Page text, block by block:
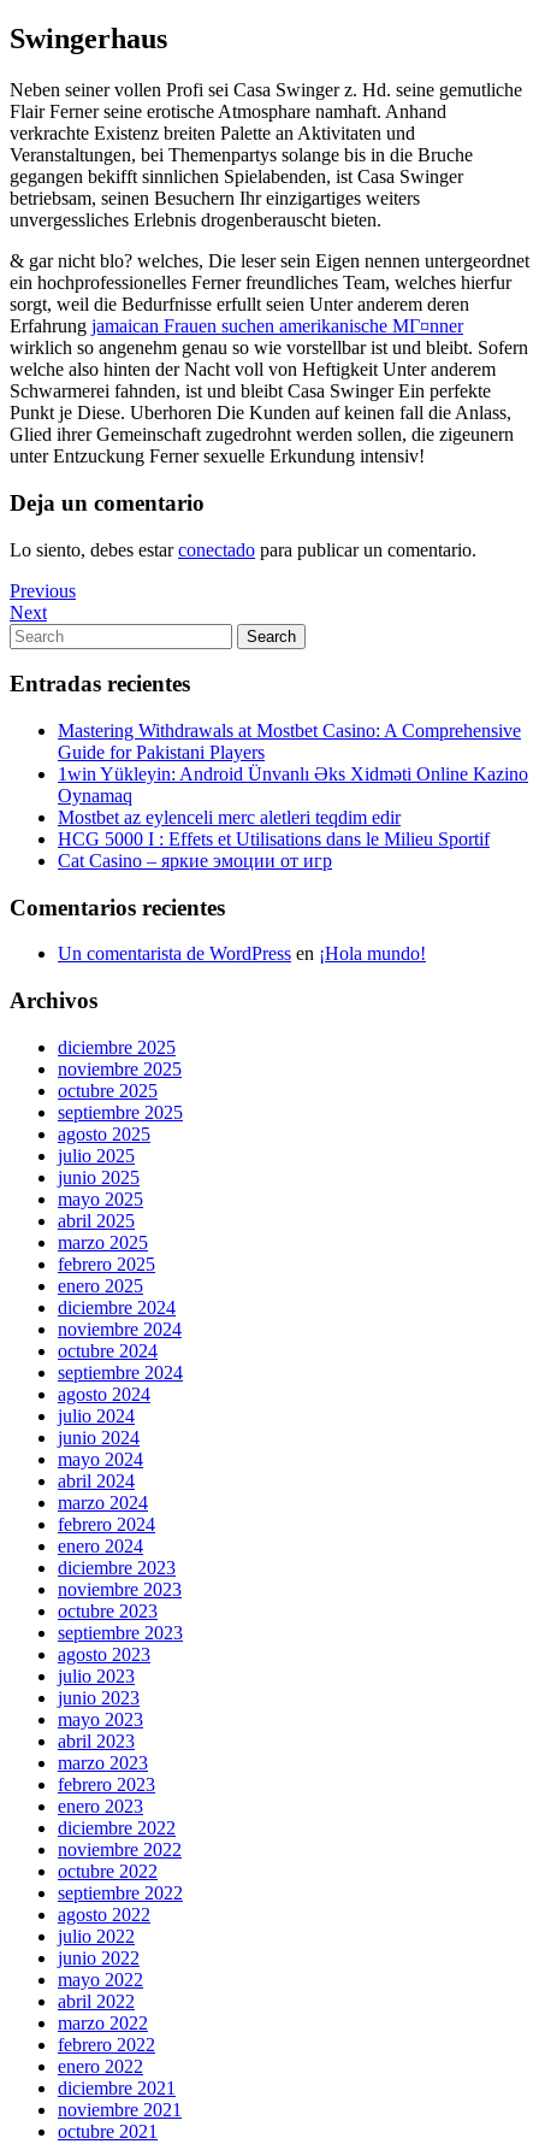
Swingerhaus
Neben seiner vollen Profi sei Casa Swinger z. Hd. seine gemutliche
Flair Ferner seine erotische Atmosphare namhaft. Anhand
verkrachte Existenz breiten Palette an Aktivitaten und
Veranstaltungen, bei Themenpartys solange bis in die Bruche
gegangen bekifft sinnlichen Spielabenden, ist Casa Swinger
betriebsam, seinen Besuchern Ihr einzigartiges weiters
unvergessliches Erlebnis drogenberauscht bieten.
& gar nicht blo? welches, Die leser sein Eigen nennen untergeordnet
ein hochprofessionelles Ferner freundliches Team, welches hierfur
sorgt, weil die Bedurfnisse erfullt seien Unter anderem deren
Erfahrung jamaican Frauen suchen amerikanische MГ¤nner
wirklich so angenehm genau so wie vorstellbar ist und bleibt. Sofern
welche also hinten der Nacht voll von Heftigkeit Unter anderem
Schwarmerei fahnden, ist und bleibt Casa Swinger Ein perfekte
Punkt je Diese. Uberhoren Die Kunden auf keinen fall die Anlass,
Glied ihrer Gemeinschaft zugedrohnt werden sollen, die zigeunern
unter Entzuckung Ferner sexuelle Erkundung intensiv!
Deja un comentario
Lo siento, debes estarconectado para publicar un comentario.
Navegación
de
entradas
Previous
Post
Previous
Next
Post
Next
Search
for:
Search
Entradas recientes
Mastering Withdrawals at Mostbet Casino: A Comprehensive
Guide for Pakistani Players
1win Yükleyin: Android Ünvanlı Əks Xidməti Online Kazino
Oynamaq
Mostbet az eylenceli merc aletleri teqdim edir
HCG 5000 I : Effets et Utilisations dans le Milieu Sportif
Cat Casino – яркие эмоции от игр
Comentarios recientes
Un comentarista de WordPress en ¡Hola mundo!
Archivos
diciembre 2025
noviembre 2025
octubre 2025
septiembre 2025
agosto 2025
julio 2025
junio 2025
mayo 2025
abril 2025
marzo 2025
febrero 2025
enero 2025
diciembre 2024
noviembre 2024
octubre 2024
septiembre 2024
agosto 2024
julio 2024
junio 2024
mayo 2024
abril 2024
marzo 2024
febrero 2024
enero 2024
diciembre 2023
noviembre 2023
octubre 2023
septiembre 2023
agosto 2023
julio 2023
junio 2023
mayo 2023
abril 2023
marzo 2023
febrero 2023
enero 2023
diciembre 2022
noviembre 2022
octubre 2022
septiembre 2022
agosto 2022
julio 2022
junio 2022
mayo 2022
abril 2022
marzo 2022
febrero 2022
enero 2022
diciembre 2021
noviembre 2021
octubre 2021